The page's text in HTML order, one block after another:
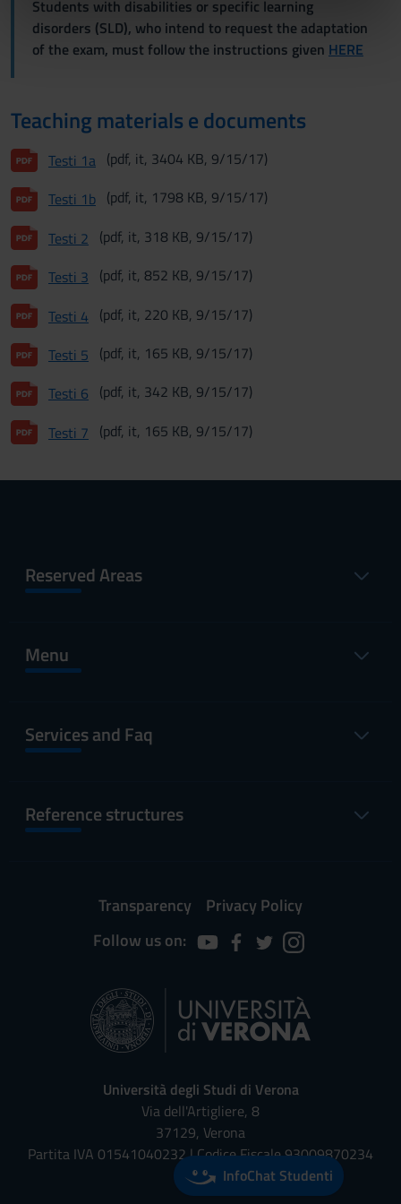
nostri partner che si occupano di analisi dei dati web,
pubblicità e social media, i quali potrebbero combinarle
Students with disabilities or specific learning
disorders (SLD), who intend to request the adaptation
of the exam, must follow the instructions given HERE
Teaching materials e documents
Testi 1a (pdf, it, 3404 KB, 9/15/17)
Testi 1b (pdf, it, 1798 KB, 9/15/17)
Testi 2 (pdf, it, 318 KB, 9/15/17)
Testi 3 (pdf, it, 852 KB, 9/15/17)
Testi 4 (pdf, it, 220 KB, 9/15/17)
Testi 5 (pdf, it, 165 KB, 9/15/17)
Testi 6 (pdf, it, 342 KB, 9/15/17)
Testi 7 (pdf, it, 165 KB, 9/15/17)
Reserved Areas
Menu
Services and Faq
Reference structures
Transparency
Privacy Policy
Follow us on:
Università degli Studi di Verona
Via dell'Artigliere, 8
37129, Verona
Partita IVA 01541040232 | Codice Fiscale 93009870234
InfoChat Studenti